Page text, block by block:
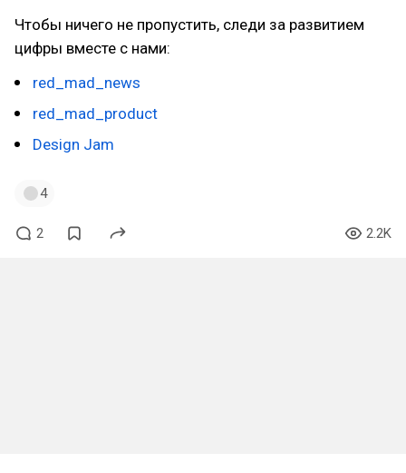
Чтобы ничего не пропустить, следи за развитием
цифры вместе с нами:
red_mad_news
red_mad_product
Design Jam
4
2 2.2K